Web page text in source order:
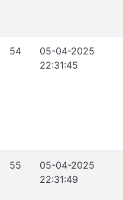
54
05-04-2025
22:31:45
55
05-04-2025
22:31:49